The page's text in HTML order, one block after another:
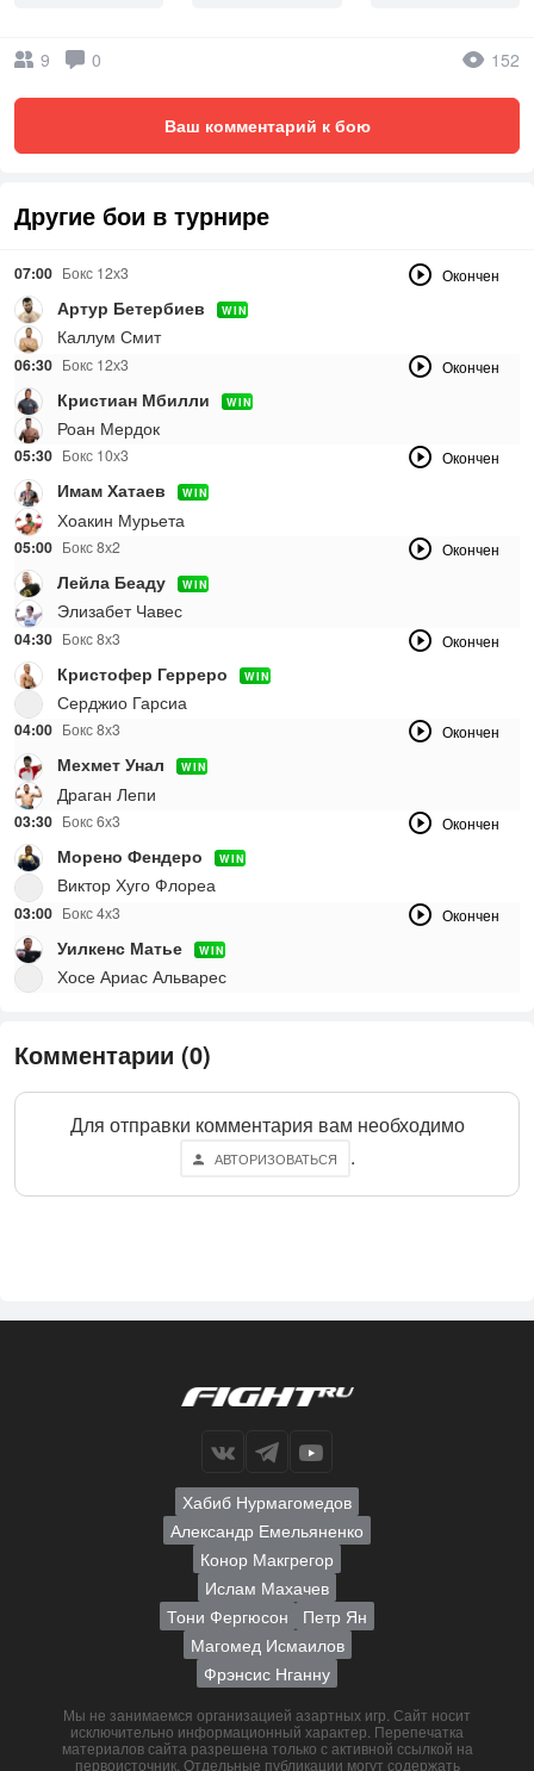
9 0 152
Ваш комментарий к бою
Другие бои в турнире
07:00 Бокс 12х3 Окончен
Артур Бетербиев WIN
Каллум Смит
06:30 Бокс 12х3 Окончен
Кристиан Мбилли WIN
Роан Мердок
05:30 Бокс 10х3 Окончен
Имам Хатаев WIN
Хоакин Мурьета
05:00 Бокс 8х2 Окончен
Лейла Беаду WIN
Элизабет Чавес
04:30 Бокс 8х3 Окончен
Кристофер Герреро WIN
Серджио Гарсиа
04:00 Бокс 8х3 Окончен
Мехмет Унал WIN
Драган Лепи
03:30 Бокс 6х3 Окончен
Морено Фендеро WIN
Виктор Хуго Флореа
03:00 Бокс 4х3 Окончен
Уилкенс Матье WIN
Хосе Ариас Альварес
Комментарии (0)
Для отправки комментария вам необходимо
АВТОРИЗОВАТЬСЯ .
Хабиб Нурмагомедов
Александр Емельяненко
Конор Макгрегор
Ислам Махачев
Тони Фергюсон
Петр Ян
Магомед Исмаилов
Фрэнсис Нганну
Мы не занимаемся организацией азартных игр. Сайт носит
исключительно информационный характер. Перепечатка
материалов сайта разрешена только с активной ссылкой на
первоисточник. Отдельные публикации могут содержать